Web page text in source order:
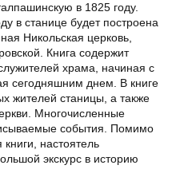
в 1825 году.
в станице будет построена
Никольская церковь,
Книга содержит
храма, начиная с
сегодняшним днем. В книге
жителей станицы, а также
Многочисленные
события. Помимо
настоятель
экскурс в историю